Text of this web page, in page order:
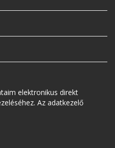
elektronikus direkt
Az adatkezelő